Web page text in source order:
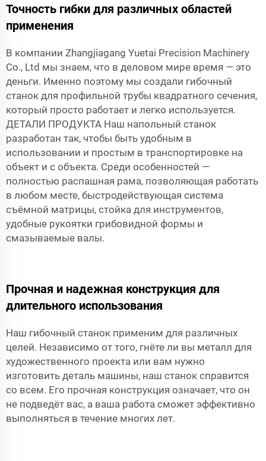
Точность гибки для различных областей
применения
В компании Zhangjiagang Yuetai Precision Machinery
Co., Ltd мы знаем, что в деловом мире время — это
деньги. Именно поэтому мы создали гибочный
станок для профильной трубы квадратного сечения,
который просто работает и легко используется.
ДЕТАЛИ ПРОДУКТА Наш напольный станок
разработан так, чтобы быть удобным в
использовании и простым в транспортировке на
объект и с объекта. Среди особенностей —
полностью распашная рама, позволяющая работать
в любом месте, быстродействующая система
съёмной матрицы, стойка для инструментов,
удобные рукоятки грибовидной формы и
смазываемые валы.
Прочная и надежная конструкция для
длительного использования
Наш гибочный станок применим для различных
целей. Независимо от того, гнёте ли вы металл для
художественного проекта или вам нужно
изготовить деталь машины, наш станок справится
со всем. Его прочная конструкция означает, что он
не подведёт вас, а ваша работа сможет эффективно
выполняться в течение многих лет.